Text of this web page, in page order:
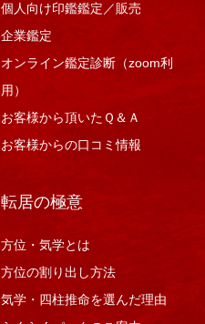
個人向け印鑑鑑定／販売
企業鑑定
オンライン鑑定診断（zoom利
用）
お客様から頂いたＱ＆Ａ
お客様からの口コミ情報
転居の極意
方位・気学とは
方位の割り出し方法
気学・四柱推命を選んだ理由